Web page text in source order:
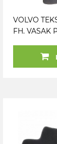
VOLVO
FH. VASAK